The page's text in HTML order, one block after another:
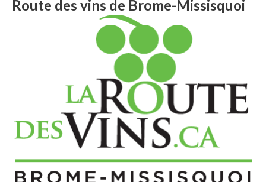
Route des vins de Brome-Missisquoi